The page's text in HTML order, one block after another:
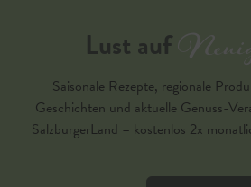
Lust auf
Saisonale Rezepte, regionale
Geschichten und aktuelle Genuss-
SalzburgerLand – kostenlos 2x